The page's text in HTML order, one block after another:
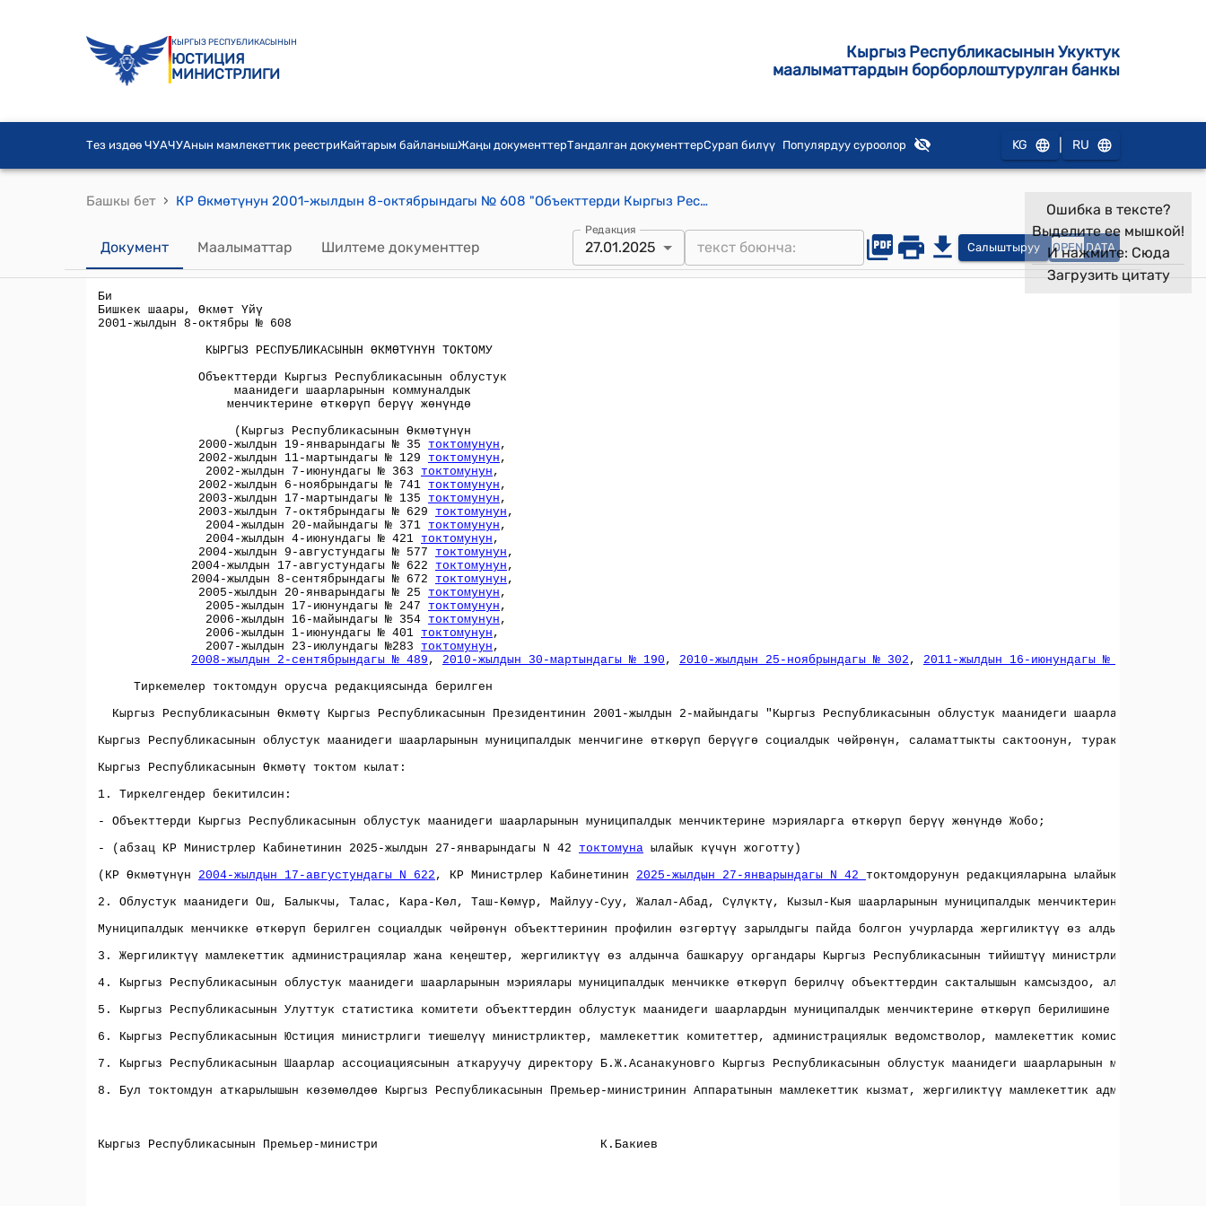
КЫРГЫЗ РЕСПУБЛИКАСЫНЫН
ЮСТИЦИЯ
МИНИСТРЛИГИ
Кыргыз Республикасынын Укуктук
маалыматтардын борборлоштурулган банкы
Тез издөө ЧУАЧУАнын мамлекеттик реестриКайтарым байланышЖаңы документтерТандалган документтерСурап билүү Популярдуу суроолор KG RU
Башкы бет › КР Өкмөтүнун 2001-жылдын 8-октябрындагы № 608 "Объекттерди Кыргыз Республикасынын облустук маанидеги шаарларынын муниципалдык менчиктерине өткөрүп берүү жөнүндө " токтому
Документ Маалыматтар Шилтеме документтер
Редакция
27.01.2025 Салыштыруу OPEN DATA
Ошибка в тексте?
Выделите ее мышкой!
И нажмите: Сюда
Загрузить цитату